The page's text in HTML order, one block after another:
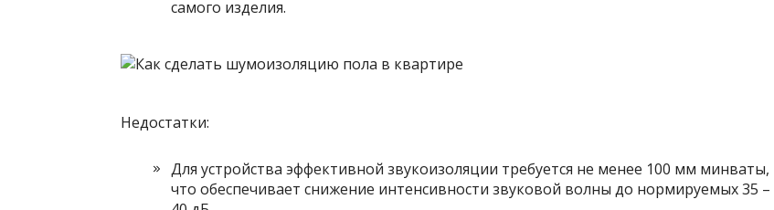
самого изделия.
Недостатки:
Для устройства эффективной звукоизоляции требуется не менее 100 мм минваты,
что обеспечивает снижение интенсивности звуковой волны до нормируемых 35 –